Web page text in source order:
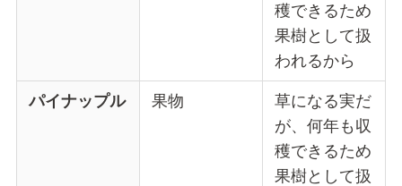
穫できるため
果樹として扱
われるから
パイナップル 果物
草になる実だ
が、何年も収
穫できるため
果樹として扱